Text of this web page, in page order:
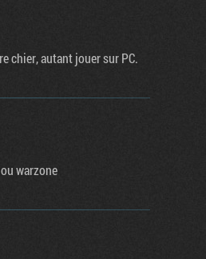
chier, autant jouer sur PC.
warzone